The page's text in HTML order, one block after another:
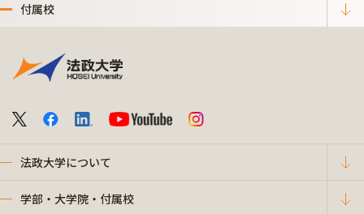
付属校
法政大学について
学部・大学院・付属校